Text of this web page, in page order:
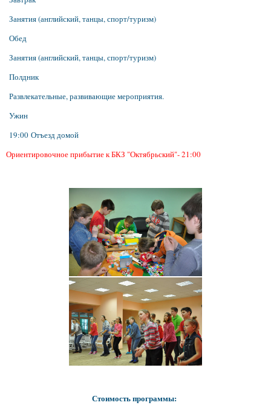
Занятия (английский, танцы, спорт/туризм)
Обед
Занятия (английский, танцы, спорт/туризм)
Полдник
Развлекательные, развивающие мероприятия.
Ужин
19:00 Отъезд домой
Ориентировочное прибытие к БКЗ "Октябрьский"- 21:00
Стоимость программы: